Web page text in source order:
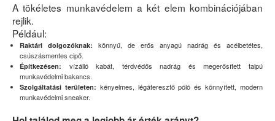
A tökéletes munkavédelem a két elem kombinációjában
rejlik.
Például:
Raktári dolgozóknak:
könnyű, de erős anyagú nadrág és acélbetétes,
csúszásmentes cipő.
Építkezésen:
vízálló kabát, térdvédős nadrág és megerősített talpú
munkavédelmi bakancs.
Szolgáltatási területen: kényelmes, légáteresztő póló és könnyített, modern
munkavédelmi sneaker.